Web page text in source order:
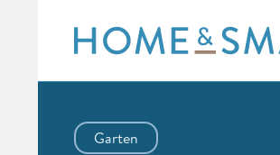
content
Garten